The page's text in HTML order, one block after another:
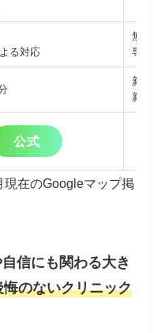
る対応
無料
専
新
新
公式
在のGoogleマップ掲
信にも関わる大き
悔のないクリニック